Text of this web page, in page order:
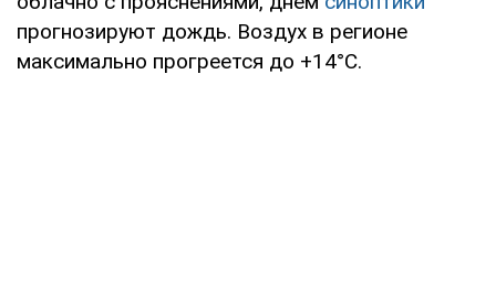
прогнозируют дождь. Воздух в регионе
максимально прогреется до +14°С.